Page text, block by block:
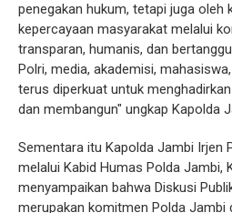
penegakan hukum, tetapi juga oleh
kepercayaan masyarakat melalui
transparan, humanis, dan
Polri, media, akademisi,
terus diperkuat untuk
dan membangun" ungkap Kapolda
Sementara itu Kapolda Jambi Irjen
melalui Kabid Humas Polda Jambi,
menyampaikan bahwa Diskusi
merupakan komitmen Polda Jambi